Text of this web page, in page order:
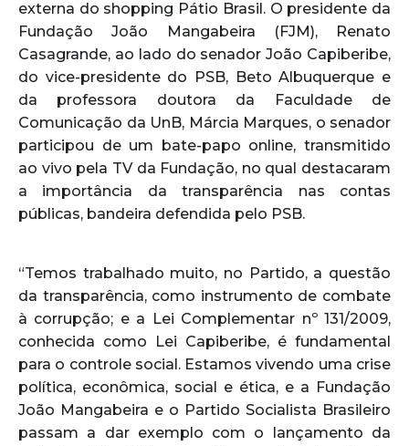
externa do shopping Pátio Brasil. O presidente da
Fundação João Mangabeira (FJM), Renato
Casagrande, ao lado do senador João Capiberibe,
do vice-presidente do PSB, Beto Albuquerque e
da professora doutora da Faculdade de
Comunicação da UnB, Márcia Marques, o senador
participou de um bate-papo online, transmitido
ao vivo pela TV da Fundação, no qual destacaram
a importância da transparência nas contas
públicas, bandeira defendida pelo PSB.
“Temos trabalhado muito, no Partido, a questão
da transparência, como instrumento de combate
à corrupção; e a Lei Complementar nº 131/2009,
conhecida como Lei Capiberibe, é fundamental
para o controle social. Estamos vivendo uma crise
política, econômica, social e ética, e a Fundação
João Mangabeira e o Partido Socialista Brasileiro
passam a dar exemplo com o lançamento da